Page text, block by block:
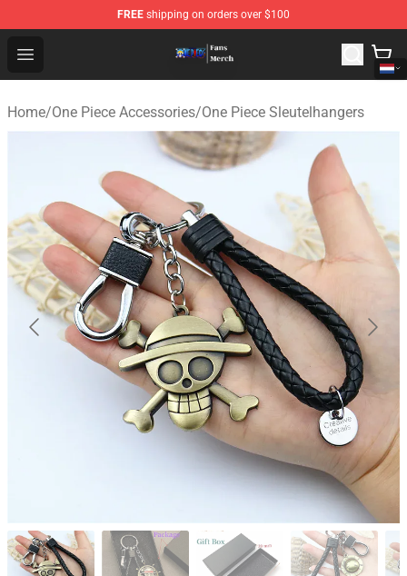
FREE shipping on orders over $100
Open menu
One Piece Store - Official One Piece Merchandise Shop
Home/One Piece Accessories/One Piece Sleutelhangers